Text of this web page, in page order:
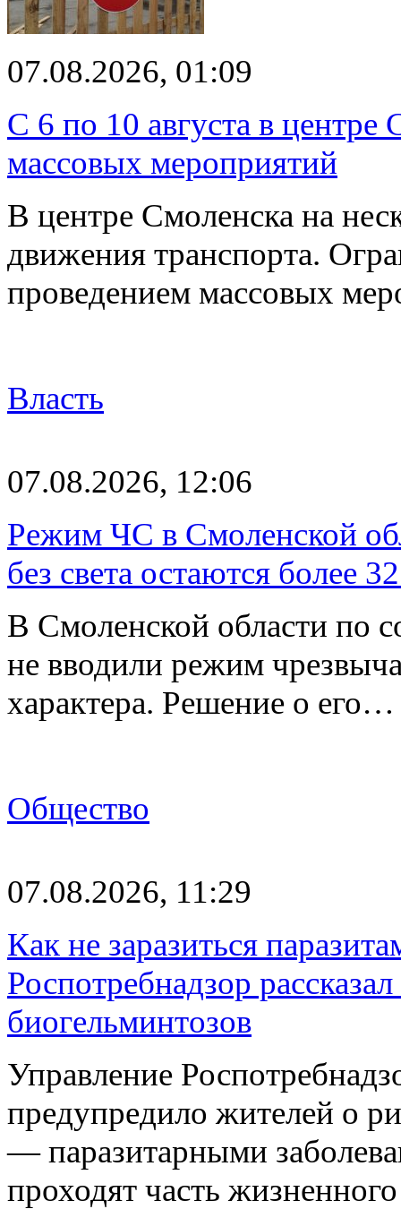
07.08.2026, 01:09
С 6 по 10 августа в центре
массовых мероприятий
В центре Смоленска на
движения транспорта.
проведением массовых
Власть
07.08.2026, 12:06
Режим ЧС в Смоленской
без света остаются более
В Смоленской области по
не вводили режим
характера. Решение о его…
Общество
07.08.2026, 11:29
Как не заразиться
Роспотребнадзор
биогельминтозов
Управление
предупредило жителей о
— паразитарными
проходят часть